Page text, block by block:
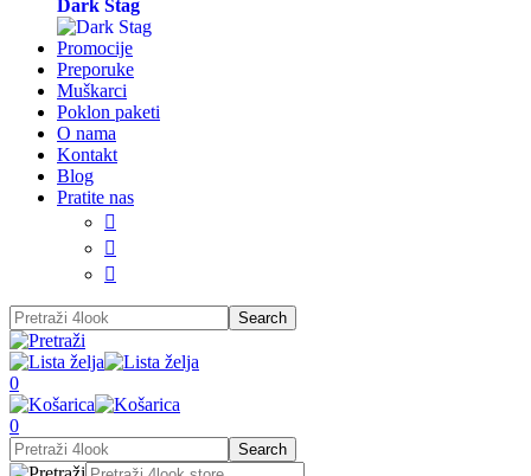
Dark Stag
Promocije
Preporuke
Muškarci
Poklon paketi
O nama
Kontakt
Blog
Pratite nas



0
0